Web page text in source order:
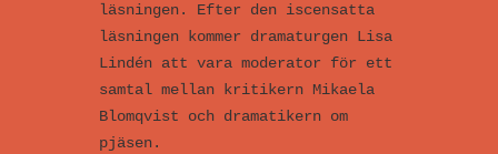
läsningen. Efter den iscensatta
läsningen kommer dramaturgen Lisa
Lindén att vara moderator för ett
samtal mellan kritikern Mikaela
Blomqvist och dramatikern om
pjäsen.